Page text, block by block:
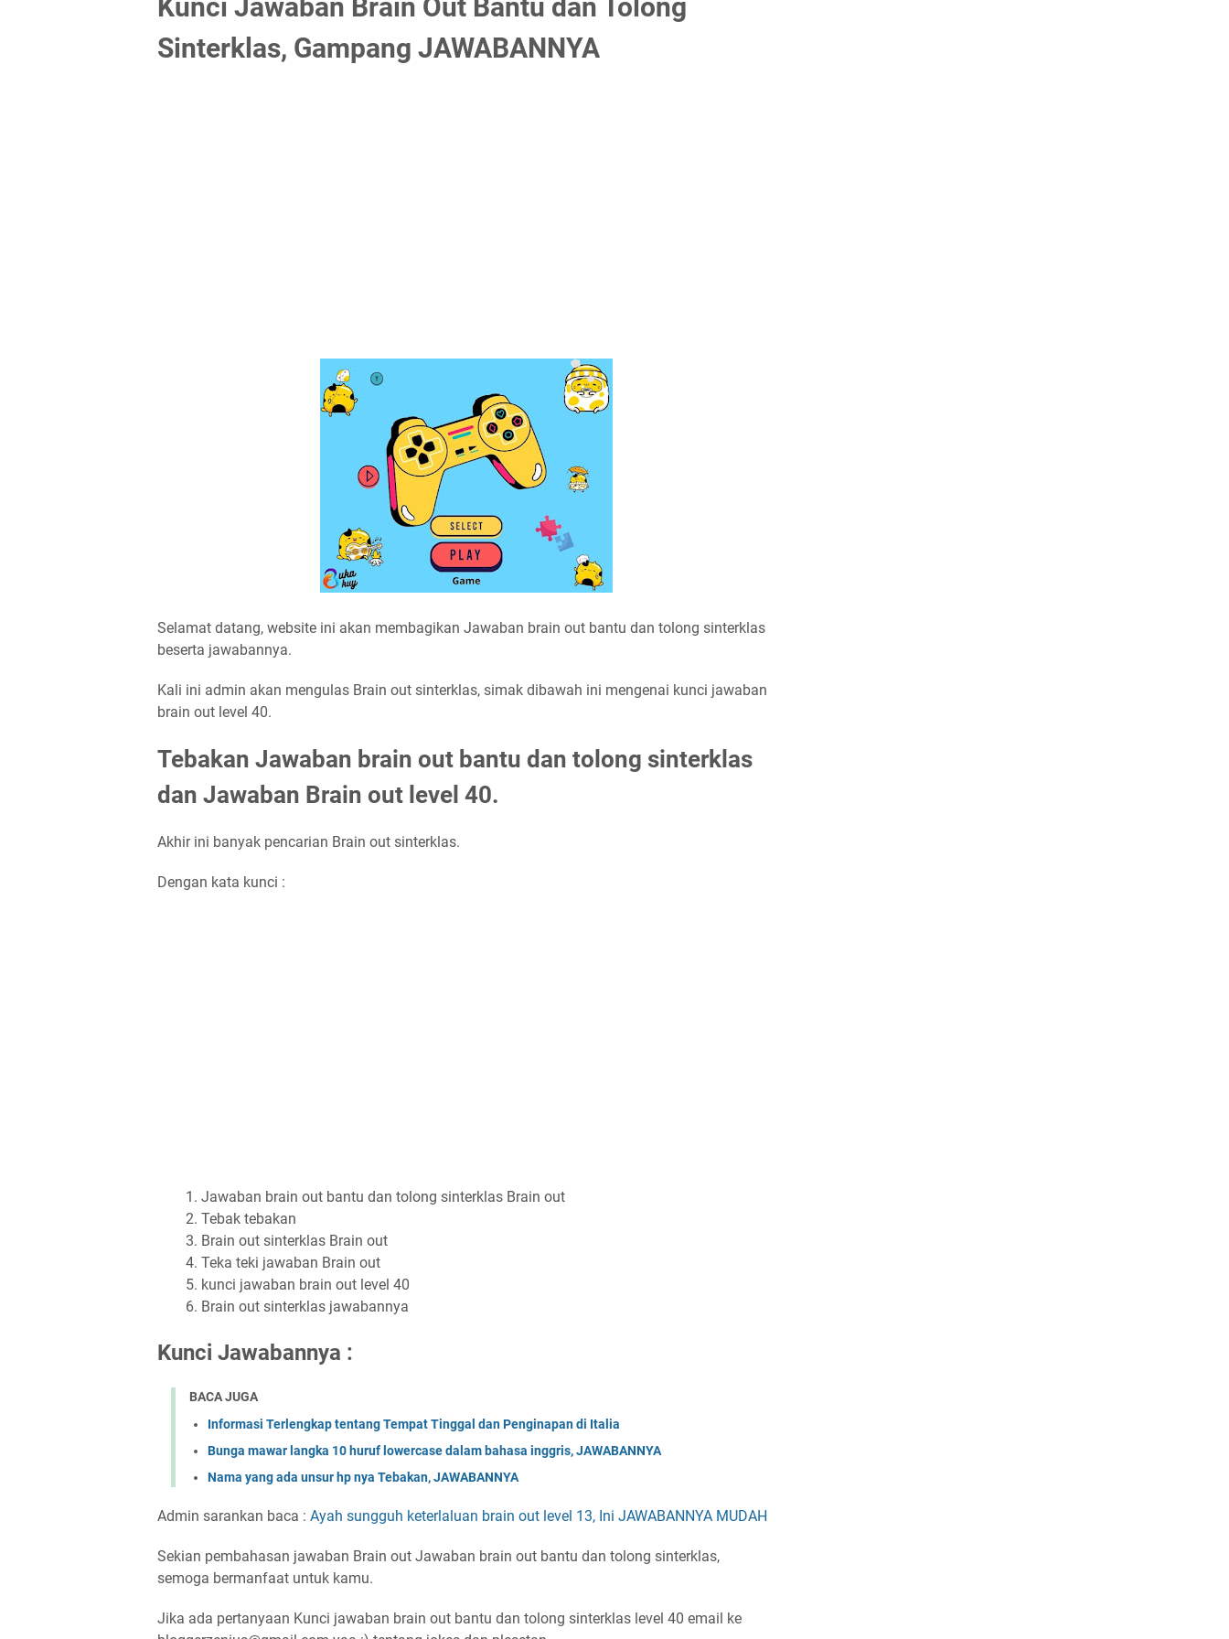
Kunci Jawaban Brain Out Bantu dan Tolong
Sinterklas, Gampang JAWABANNYA
Selamat datang, website ini akan membagikan Jawaban brain out bantu dan tolong sinterklas
beserta jawabannya.
Kali ini admin akan mengulas Brain out sinterklas, simak dibawah ini mengenai kunci jawaban
brain out level 40.
Tebakan Jawaban brain out bantu dan tolong sinterklas
dan Jawaban Brain out level 40.
Akhir ini banyak pencarian Brain out sinterklas.
Dengan kata kunci :
Jawaban brain out bantu dan tolong sinterklas Brain out
Tebak tebakan
Brain out sinterklas Brain out
Teka teki jawaban Brain out
kunci jawaban brain out level 40
Brain out sinterklas jawabannya
Kunci Jawabannya :
BACA JUGA
Informasi Terlengkap tentang Tempat Tinggal dan Penginapan di Italia
Bunga mawar langka 10 huruf lowercase dalam bahasa inggris, JAWABANNYA
Nama yang ada unsur hp nya Tebakan, JAWABANNYA
Admin sarankan baca : Ayah sungguh keterlaluan brain out level 13, Ini JAWABANNYA MUDAH
Sekian pembahasan jawaban Brain out Jawaban brain out bantu dan tolong sinterklas,
semoga bermanfaat untuk kamu.
Jika ada pertanyaan Kunci jawaban brain out bantu dan tolong sinterklas level 40 email ke